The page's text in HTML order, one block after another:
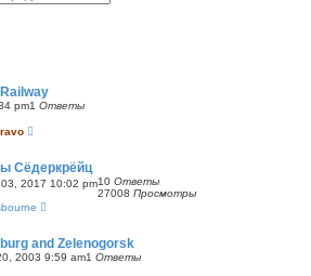
pm1 Ответы
Сёдеркрёйц
2017 10:02 pm10 Ответы
27008 Просмотры
and Zelenogorsk
2003 9:59 am1 Ответы